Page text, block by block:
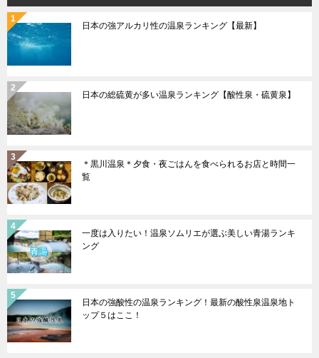
日本の強アルカリ性の温泉ランキング【最新】
日本の総硫黄が多い温泉ランキング【酸性泉・硫黄泉】
＊黒川温泉＊夕食・夜ごはんを食べられるお店と時間一
覧
一度は入りたい！温泉ソムリエが選ぶ美しい青湯ランキ
ング
日本の強酸性の温泉ランキング！最新の酸性泉温泉地ト
ップ５はここ！